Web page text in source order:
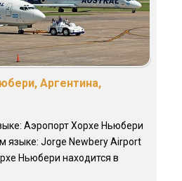
Аргентина,
Аэропорт Хорхе Ньюбери
языке: Jorge Newbery Airport
Ньюбери находится в